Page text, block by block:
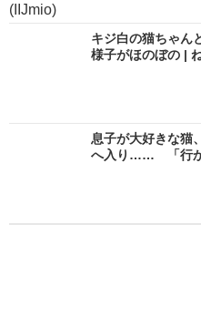
(IIJmio)
キジ白の猫ちゃ
様子がほのぼの |
息子が大好きな猫
へ入り…… 「行か